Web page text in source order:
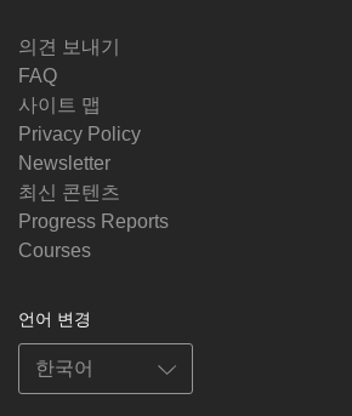
의견 보내기
FAQ
사이트 맵
Privacy Policy
Newsletter
최신 콘텐츠
Progress Reports
Courses
언어 변경